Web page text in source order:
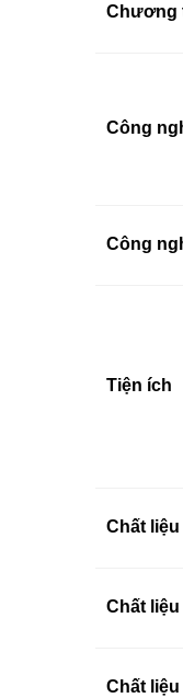
Chương
Công
Công
Tiện ích
Chất
Chất
Chất